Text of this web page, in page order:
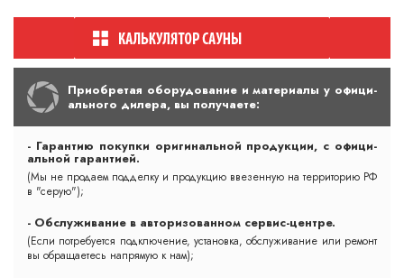
При­об­ре­тая обо­ру­до­ва­ние и ма­те­ри­алы у офи­ци­
аль­но­го ди­ле­ра, вы по­лу­ча­ете:
- Га­ран­тию по­куп­ки ори­ги­наль­ной про­дук­ции, с офи­ци­
аль­ной га­ран­ти­ей.
(Мы не про­да­ем под­дел­ку и про­дук­цию вве­зен­ную на тер­ри­то­рию РФ
в "се­рую");
- Обс­лу­жи­ва­ние в ав­то­ри­зо­ван­ном сер­вис-цент­ре.
(Ес­ли пот­ре­бу­ет­ся подк­лю­че­ние, ус­та­нов­ка, обс­лу­жи­ва­ние или ре­монт
вы об­ра­ща­етесь нап­ря­мую к нам);